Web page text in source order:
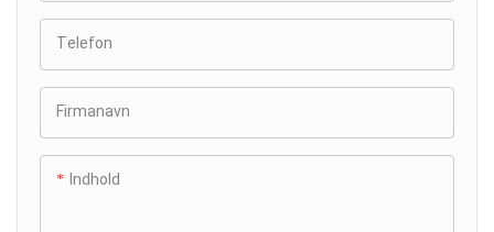
Telefon
Firmanavn
Indhold
ensartede overfræserdele af
høj kvalitet, der opfylder
strenge industristandarder.
Stol på os for pålidelige,
effektive og
omkostningseffektive
løsninger, der forbedrer